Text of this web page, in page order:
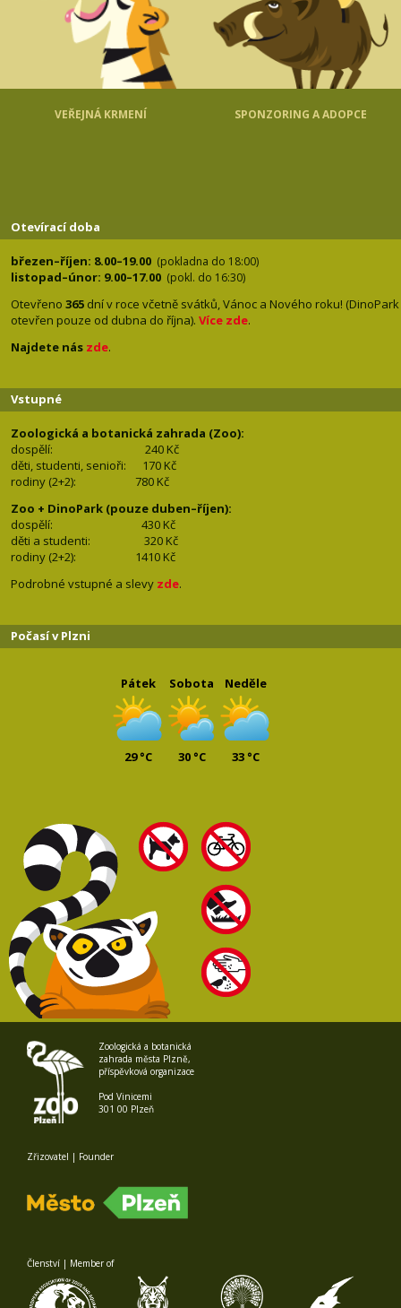
VEŘEJNÁ KRMENÍ SPONZORING A ADOPCE
Otevírací doba
březen–říjen: 8.00–19.00 (pokladna do 18:00)
listopad–únor: 9.00–17.00 (pokl. do 16:30)
Otevřeno 365 dní v roce včetně svátků, Vánoc a Nového roku! (DinoPark
otevřen pouze od dubna do října). Více zde.
Najdete nás zde.
Vstupné
Zoologická a botanická zahrada (Zoo):
dospělí:
240 Kč
děti, studenti, senioři: 170 Kč
rodiny (2+2): 780 Kč
Zoo + DinoPark (pouze duben–říjen):
dospělí: 430 Kč
děti a studenti: 320 Kč
rodiny (2+2): 1410 Kč
Podrobné vstupné a slevy zde.
Počasí v Plzni
Pátek
29 °C
Sobota
30 °C
Neděle
33 °C
Zoologická a botanická
zahrada města Plzně,
příspěvková organizace
Pod Vinicemi
301 00 Plzeň
Zřizovatel | Founder
Členství | Member of